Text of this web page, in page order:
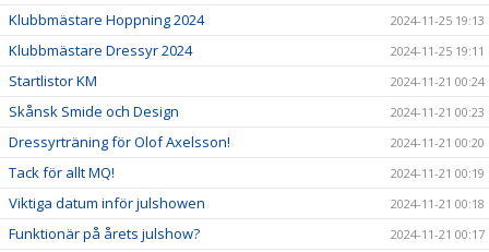
Klubbmästare Hoppning 2024 2024-11-25 19:13
Klubbmästare Dressyr 2024 2024-11-25 19:11
Startlistor KM 2024-11-21 00:24
Skånsk Smide och Design 2024-11-21 00:23
Dressyrträning för Olof Axelsson! 2024-11-21 00:20
Tack för allt MQ! 2024-11-21 00:19
Viktiga datum inför julshowen 2024-11-21 00:18
Funktionär på årets julshow? 2024-11-21 00:17